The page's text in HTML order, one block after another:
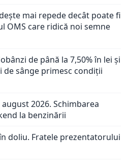
mai repede decât poate fi
OMS care ridică noi semne
de până la 7,50% în lei și
de sânge primesc condiții
2026. Schimbarea
la benzinării
doliu. Fratele prezentatorului